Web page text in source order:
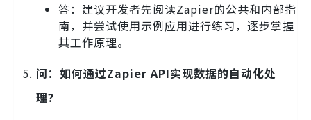
答：建议开发者先阅读Zapier的公共和内部指
南，并尝试使用示例应用进行练习，逐步掌握
其工作原理。
问：如何通过Zapier API实现数据的自动化处
理？